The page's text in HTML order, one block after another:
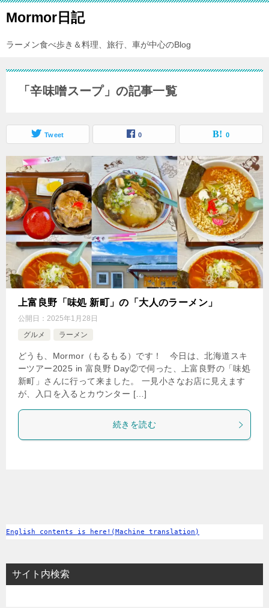
Mormor日記
ラーメン食べ歩き＆料理、旅行、車が中心のBlog
「辛味噌スープ」の記事一覧
Tweet 0 0
上富良野「味処 新町」の「大人のラーメン」
公開日： 2025年1月28日
グルメ
ラーメン
どうも、Mormor（もるもる）です！ 今日は、北海道スキ
ーツアー2025 in 富良野 Day②で伺った、上富良野の「味処
新町」さんに行って来ました。 一見小さなお店に見えます
が、入口を入るとカウンター […]
続きを読む
English contents is here!(Machine translation)
サイト内検索